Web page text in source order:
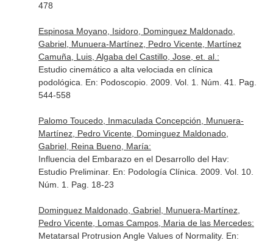
478
Espinosa Moyano, Isidoro, Dominguez Maldonado,
Gabriel, Munuera-Martínez, Pedro Vicente, Martínez
Camuña, Luis, Algaba del Castillo, Jose, et. al.:
Estudio cinemático a alta velociada en clínica
podológica. En: Podoscopio. 2009. Vol. 1. Núm. 41. Pag.
544-558
Palomo Toucedo, Inmaculada Concepción, Munuera-
Martínez, Pedro Vicente, Dominguez Maldonado,
Gabriel, Reina Bueno, María:
Influencia del Embarazo en el Desarrollo del Hav:
Estudio Preliminar. En: Podología Clínica . 2009. Vol. 10.
Núm. 1. Pag. 18-23
Dominguez Maldonado, Gabriel, Munuera-Martínez,
Pedro Vicente, Lomas Campos, Maria de las Mercedes:
Metatarsal Protrusion Angle Values of Normality. En: